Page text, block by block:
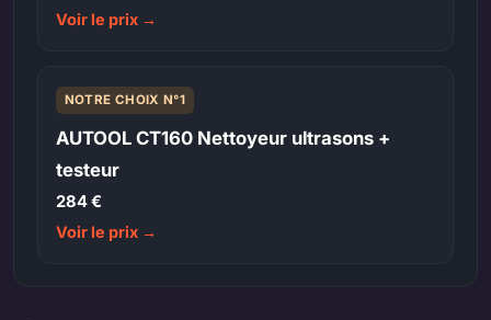
Voir le prix →
NOTRE CHOIX N°1
AUTOOL CT160 Nettoyeur ultrasons +
testeur
284 €
Voir le prix →